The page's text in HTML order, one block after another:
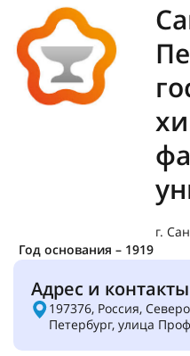
г.
Год основания – 1919
Адрес и контакты
197376, Россия,
Петербург, улица